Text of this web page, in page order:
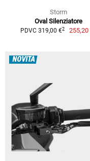
Storm
Oval Silenziatore
PDVC 319,00 €2 255,20
NOVITÀ